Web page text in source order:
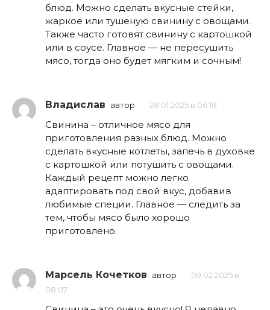
блюд. Можно сделать вкусные стейки,
жаркое или тушеную свинину с овощами.
Также часто готовят свинину с картошкой
или в соусе. Главное — не пересушить
мясо, тогда оно будет мягким и сочным!
Владислав автор 28.01.2025 в 06:18
Свинина – отличное мясо для
приготовления разных блюд. Можно
сделать вкусные котлеты, запечь в духовке
с картошкой или потушить с овощами.
Каждый рецепт можно легко
адаптировать под свой вкус, добавив
любимые специи. Главное — следить за
тем, чтобы мясо было хорошо
приготовлено.
Марсель Кочетков автор
09.02.2025 в
08:07